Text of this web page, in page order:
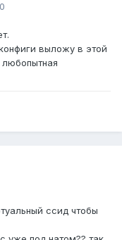
выложу в этой
любопытная
ссид чтобы